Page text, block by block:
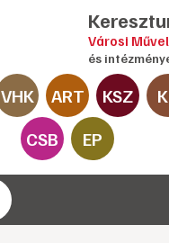
Városi
és
VHK ART KSZ
CSB
EP